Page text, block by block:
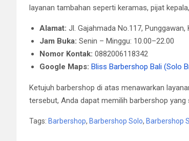
layanan tambahan seperti keramas, pijat
Alamat: Jl. Gajahmada No.117,
Jam Buka: Senin – Minggu: 10.00–22.00
Nomor Kontak: 0882006118342
Google Maps: Bliss Barbershop Bali (Solo
Ketujuh barbershop di atas menawarkan
tersebut, Anda dapat memilih barbershop
Tags: Barbershop, Barbershop Solo, Barbershop